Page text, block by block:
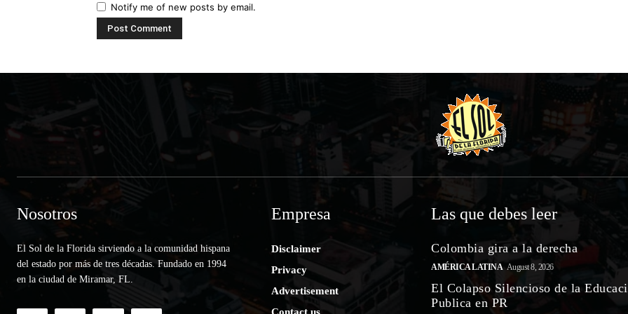
Notify me of new posts by email.
Nosotros
El Sol de la Florida sirviendo a la comunidad hispana
del estado por más de tres décadas. Fundado en 1994
en la ciudad de Miramar, FL.
Empresa
Disclaimer
Privacy
Advertisement
Las que debes leer
Colombia gira a la derecha
AMÉRICA LATINA August 8, 2026
El Colapso Silencioso de la
Publica en PR